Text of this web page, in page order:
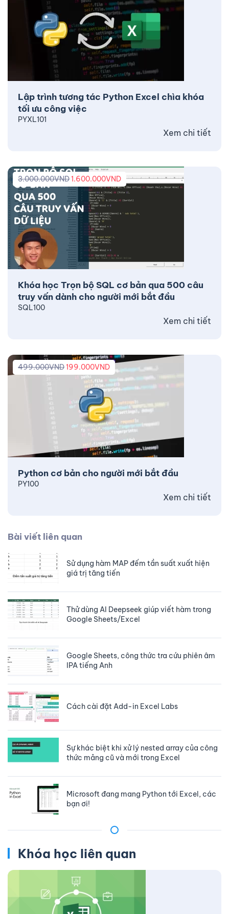
Lập trình tương tác Python Excel chìa khóa
tối ưu công việc
PYXL101
Xem chi tiết
Khóa học Trọn bộ SQL cơ bản qua 500 câu
truy vấn dành cho người mới bắt đầu
3.000.000VND1.600.000VND
SQL100
Xem chi tiết
Python cơ bản cho người mới bắt đầu
499.000VND199.000VND
PY100
Xem chi tiết
Bài viết liên quan
Sử dụng hàm MAP đếm tần suất xuất hiện
giá trị tăng tiến
Thử dùng AI Deepseek giúp viết hàm trong
Google Sheets/Excel
Google Sheets, công thức tra cứu phiên âm
IPA tiếng Anh
Cách cài đặt Add-in Excel Labs
Sự khác biệt khi xử lý nested array của công
thức mảng cũ và mới trong Excel
Microsoft đang mang Python tới Excel, các
bạn ơi!
Khóa học liên quan